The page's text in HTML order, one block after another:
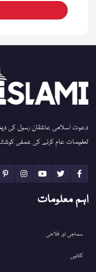
دعوت اسلامی عاشقان رسول کی
تعلیمات عام کرنے کی عملی
اہم معلومات
سماجی اور فلاحی
کتابیں